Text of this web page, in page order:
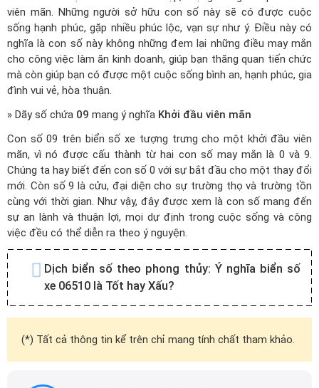
viên mãn. Những người sở hữu con số này sẽ có được cuộc
sống hạnh phúc, gặp nhiều phúc lộc, vạn sự như ý. Điều này có
nghĩa là con số này không những đem lại những điều may mắn
cho công việc làm ăn kinh doanh, giúp bạn thăng quan tiến chức
mà còn giúp bạn có được một cuộc sống bình an, hạnh phúc, gia
đình vui vẻ, hòa thuận.
» Dãy số chứa 09 mang ý nghĩa Khởi đầu viên mãn
Con số 09 trên biển số xe tượng trưng cho một khởi đầu viên
mãn, vì nó được cấu thành từ hai con số may mắn là 0 và 9.
Chúng ta hay biết đến con số 0 với sự bắt đầu cho một thay đổi
mới. Còn số 9 là cửu, đại diện cho sự trường thọ và trường tồn
cùng với thời gian. Như vậy, đây được xem là con số mang đến
sự an lành và thuận lợi, mọi dự định trong cuộc sống và công
việc đều có thể diễn ra theo ý nguyện.
Dịch biển số theo phong thủy: Ý nghĩa biển số
xe 06510 là Tốt hay Xấu?
(*) Tất cả thông tin kể trên chỉ mang tính chất tham khảo.